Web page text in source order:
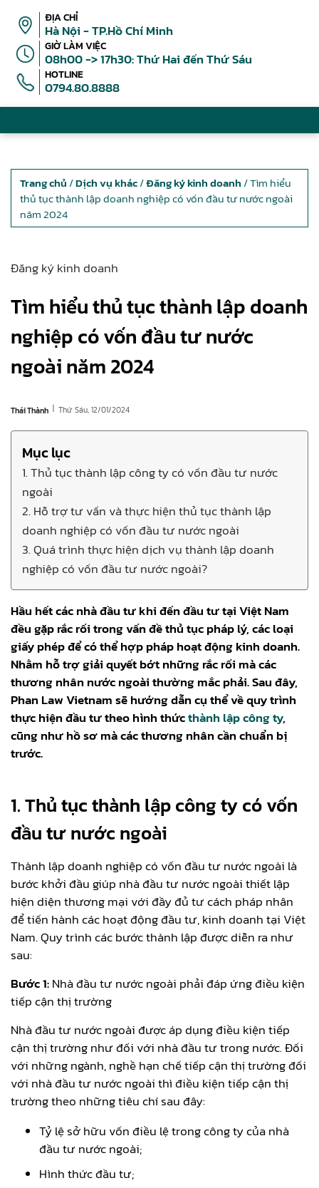
ĐỊA CHỈ
Hà Nội - TP.Hồ Chí Minh
GIỜ LÀM VIỆC
08h00 -> 17h30: Thứ Hai đến Thứ Sáu
HOTLINE
0794.80.8888
Trang chủ /Dịch vụ khác/Đăng ký kinh doanh / Tìm hiểu
thủ tục thành lập doanh nghiệp có vốn đầu tư nước ngoài
năm 2024
Đăng ký kinh doanh
Tìm hiểu thủ tục thành lập doanh
nghiệp có vốn đầu tư nước
ngoài năm 2024
Thái Thành | Thứ Sáu, 12/01/2024
Mục lục
1. Thủ tục thành lập công ty có vốn đầu tư nước
ngoài
2. Hỗ trợ tư vấn và thực hiện thủ tục thành lập
doanh nghiệp có vốn đầu tư nước ngoài
3. Quá trình thực hiện dịch vụ thành lập doanh
nghiệp có vốn đầu tư nước ngoài?
Hầu hết các nhà đầu tư khi đến đầu tư tại Việt Nam
đều gặp rắc rối trong vấn đề thủ tục pháp lý, các loại
giấy phép để có thể hợp pháp hoạt động kinh doanh.
Nhằm hỗ trợ giải quyết bớt những rắc rối mà các
thương nhân nước ngoài thường mắc phải. Sau đây,
Phan Law Vietnam sẽ hướng dẫn cụ thể về quy trình
thực hiện đầu tư theo hình thứcthành lập công ty,
cũng như hồ sơ mà các thương nhân cần chuẩn bị
trước.
1. Thủ tục thành lập công ty có vốn
đầu tư nước ngoài
Thành lập doanh nghiệp có vốn đầu tư nước ngoài là
bước khởi đầu giúp nhà đầu tư nước ngoài thiết lập
hiện diện thương mại với đầy đủ tư cách pháp nhân
để tiến hành các hoạt động đầu tư, kinh doanh tại Việt
Nam. Quy trình các bước thành lập được diễn ra như
sau:
Bước 1:Nhà đầu tư nước ngoài phải đáp ứng điều kiện
tiếp cận thị trường
Nhà đầu tư nước ngoài được áp dụng điều kiện tiếp
cận thị trường như đối với nhà đầu tư trong nước. Đối
với những ngành, nghề hạn chế tiếp cận thị trường đối
với nhà đầu tư nước ngoài thì điều kiện tiếp cận thị
trường theo những tiêu chí sau đây:
Tỷ lệ sở hữu vốn điều lệ trong công ty của nhà
đầu tư nước ngoài;
Hình thức đầu tư;